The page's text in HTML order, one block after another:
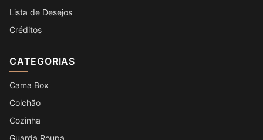
Lista de Desejos
Créditos
CATEGORIAS
Cama Box
Colchão
Cozinha
Guarda Roupa